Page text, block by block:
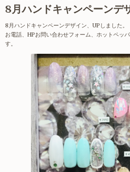
8月ハンドキャンペーンデ
8月ハンドキャンペーンデザイン、UPしました。
お電話、HPお問い合わせフォーム、ホットペッ
す。